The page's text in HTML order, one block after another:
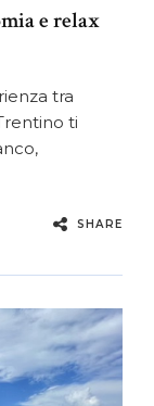
e relax
tra
ti
SHARE